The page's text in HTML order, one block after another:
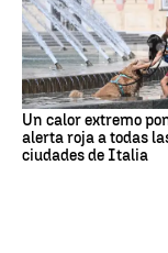
Un calor extremo
alerta roja a todas
ciudades de Italia